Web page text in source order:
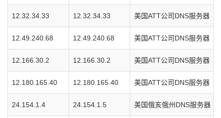
12.32.34.33 12.32.34.33 美国ATT公司DNS服务器
12.49.240.68 12.49.240.68 美国ATT公司DNS服务器
12.166.30.2 12.166.30.2 美国ATT公司DNS服务器
12.180.165.40 12.180.165.40 美国ATT公司DNS服务器
24.154.1.4 24.154.1.5 美国俄亥俄州DNS服务器